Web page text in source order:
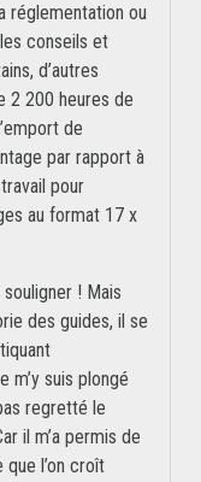
réglementation ou
conseils et
d’autres
2 200 heures de
de
par rapport à
pour
au format 17 x
! Mais
des guides, il se
m’y suis plongé
regretté le
il m’a permis de
que l’on croît